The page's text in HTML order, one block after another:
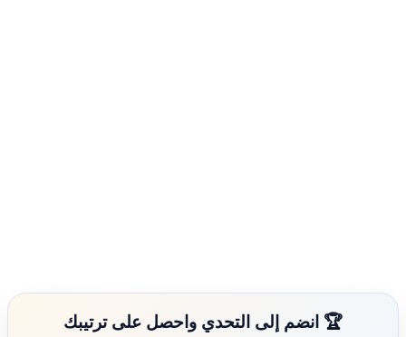
🏆 انضم إلى التحدي واحصل على ترتيبك